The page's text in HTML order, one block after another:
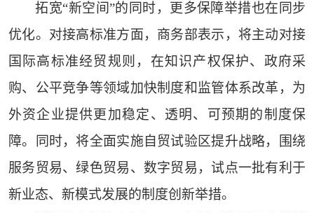
拓宽“新空间”的同时，更多保障举措也在同步
优化。对接高标准方面，商务部表示，将主动对接
国际高标准经贸规则，在知识产权保护、政府采
购、公平竞争等领域加快制度和监管体系改革，为
外资企业提供更加稳定、透明、可预期的制度保
障。同时，将全面实施自贸试验区提升战略，围绕
服务贸易、绿色贸易、数字贸易，试点一批有利于
新业态、新模式发展的制度创新举措。